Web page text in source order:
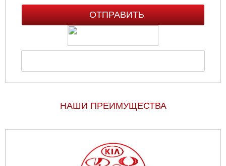
НАШИ ПРЕИМУЩЕСТВА